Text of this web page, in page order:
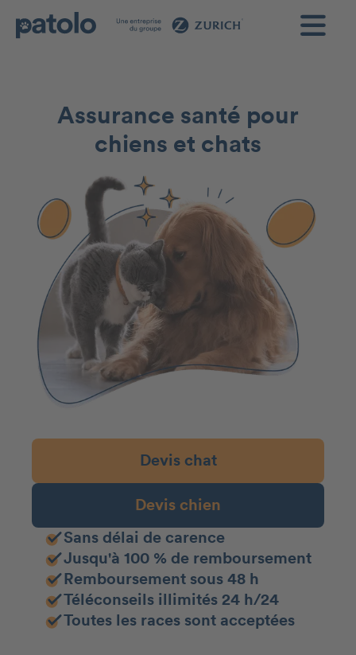
Assurance santé pour
chiens et chats
Sans délai de carence
Jusqu'à 100 % de remboursement
Remboursement sous 48 h
Téléconseils illimités 24 h/24
Toutes les races sont acceptées
Devis chat
Devis chien